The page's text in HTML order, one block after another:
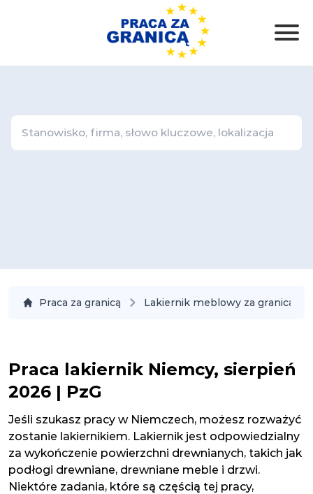
Praca za granicą Lakiernik meblowy za granicą
Praca lakiernik Niemcy, sierpień
2026 | PzG
Jeśli szukasz pracy w Niemczech, możesz rozważyć
zostanie lakiernikiem. Lakiernik jest odpowiedzialny
za wykończenie powierzchni drewnianych, takich jak
podłogi drewniane, drewniane meble i drzwi.
Niektóre zadania, które są częścią tej pracy,